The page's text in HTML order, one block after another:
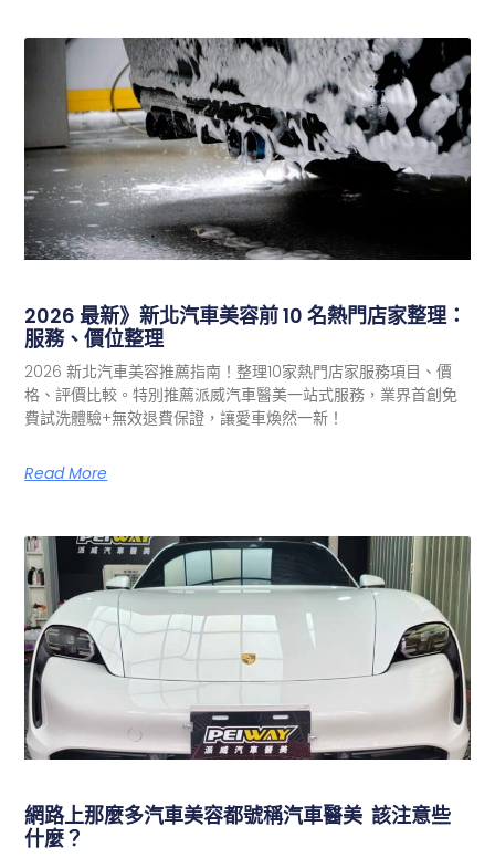
2026 最新》新北汽車美容前 10 名熱門店家整理：
服務、價位整理
2026 新北汽車美容推薦指南！整理10家熱門店家服務項目、價
格、評價比較。特別推薦派威汽車醫美一站式服務，業界首創免
費試洗體驗+無效退費保證，讓愛車煥然一新！
Read More
網路上那麼多汽車美容都號稱汽車醫美 該注意些
什麼？